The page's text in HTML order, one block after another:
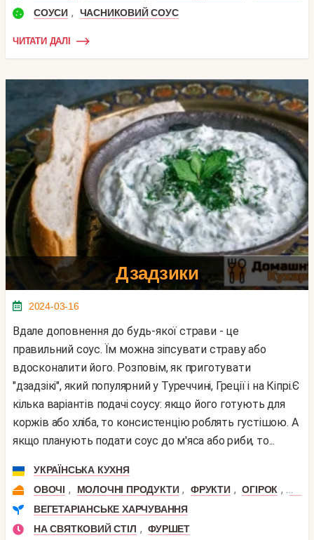
СОУСИ , ЧАСНИКОВИЙ СОУС
ЧИТАТИ ДАЛІ
Дзадзики
2024-03-16
Вдале доповнення до будь-якої страви - це
правильний соус. Їм можна зіпсувати страву або
вдосконалити його. Розповім, як приготувати
"дзадзікі", який популярний у Туреччині, Греції і на Кіпрі.Є
кілька варіантів подачі соусу: якщо його готують для
коржів або хліба, то консистенцію роблять густішою. А
якщо планують подати соус до м'яса або риби, то...
УКРАЇНСЬКА КУХНЯ
ОВОЧІ , МОЛОЧНІ ПРОДУКТИ , ФРУКТИ , ОГІРОК ,
ВЕГЕТАРІАНСЬКЕ ХАРЧУВАННЯ
НА СВЯТКОВИЙ СТІЛ , ФУРШЕТ